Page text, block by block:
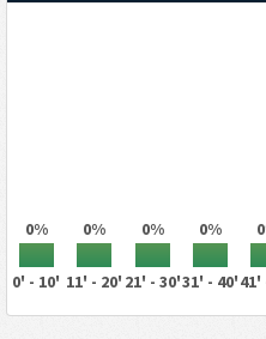
0% 0% 0% 0%
0' - 10' 11' - 20' 21' - 30'31' - 40'41'